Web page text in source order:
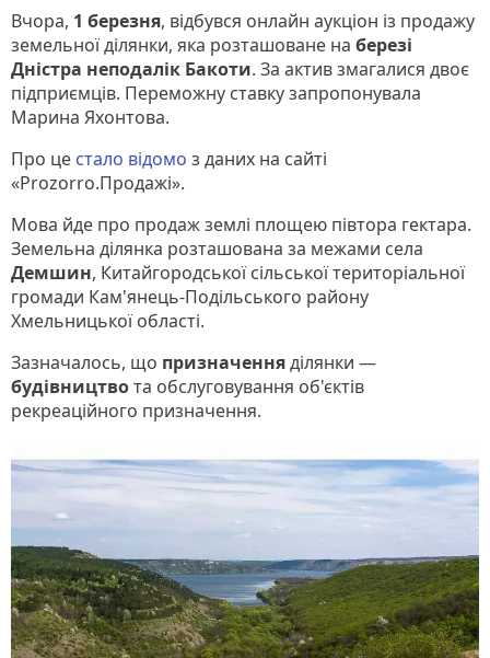
Вчора, 1 березня, відбувся онлайн аукціон із продажу
земельної ділянки, яка розташоване на березі
Дністра неподалік Бакоти. За актив змагалися двоє
підприємців. Переможну ставку запропонувала
Марина Яхонтова.
Про це стало відомо з даних на сайті
«Prozorro.Продажі».
Мова йде про продаж землі площею півтора гектара.
Земельна ділянка розташована за межами села
Демшин, Китайгородської сільської територіальної
громади Кам'янець-Подільського району
Хмельницької області.
Зазначалось, що призначенняділянки —
будівництвота обслуговування об'єктів
рекреаційного призначення.